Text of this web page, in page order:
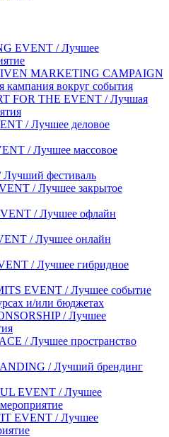
EVENT / Лучшее
MARKETING CAMPAIGN
кампания вокруг события
FOR THE EVENT / Лучшая
/ Лучшее деловое
/ Лучшее массовое
фестиваль
/ Лучшее закрытое
/ Лучшее офлайн
/ Лучшее онлайн
/ Лучшее гибридное
EVENT / Лучшее событие
и/или бюджетах
/ Лучшее
/ Лучшее пространство
/ Лучший брендинг
EVENT / Лучшее
EVENT / Лучшее